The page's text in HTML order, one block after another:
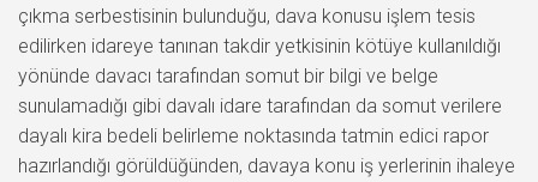
çıkma serbestisinin bulunduğu, dava konusu işlem tesis
edilirken idareye tanınan takdir yetkisinin kötüye kullanıldığı
yönünde davacı tarafından somut bir bilgi ve belge
sunulamadığı gibi davalı idare tarafından da somut verilere
dayalı kira bedeli belirleme noktasında tatmin edici rapor
hazırlandığı görüldüğünden, davaya konu iş yerlerinin ihaleye